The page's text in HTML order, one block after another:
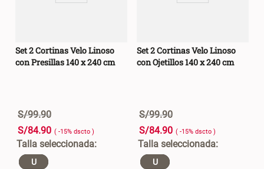
Cama Nido Grande para Perros
Papelero de Plástico Color 8 Lt
15,7x22,2x33,3 cm
S/ 35.90
Set 2 Cortinas Velo Linoso
con Presillas 140 x 240 cm
S/99.90
S/84.90 ( -15% dscto )
U
Set 2 Cortinas Velo Linoso
con Ojetillos 140 x 240 cm
S/99.90
S/84.90 ( -15% dscto )
U